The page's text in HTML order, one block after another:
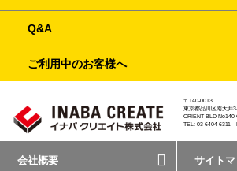
Q&A
ご利用中のお客様へ
〒140-0013
東京都品川区南大井
ORIENT BLD No140
TEL: 03-6404-6311
会社概要 サイト